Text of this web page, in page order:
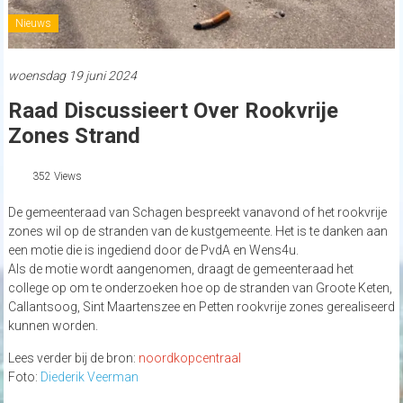
Nieuws
woensdag 19 juni 2024
Raad Discussieert Over Rookvrije
Zones Strand
352 Views
De gemeenteraad van Schagen bespreekt vanavond of het rookvrije
zones wil op de stranden van de kustgemeente. Het is te danken aan
een motie die is ingediend door de PvdA en Wens4u.
Als de motie wordt aangenomen, draagt de gemeenteraad het
college op om te onderzoeken hoe op de stranden van Groote Keten,
Callantsoog, Sint Maartenszee en Petten rookvrije zones gerealiseerd
kunnen worden.
Lees verder bij de bron: noordkopcentraal
Foto: Diederik Veerman